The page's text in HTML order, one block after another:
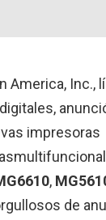
America, Inc.,
impresoras
,
de